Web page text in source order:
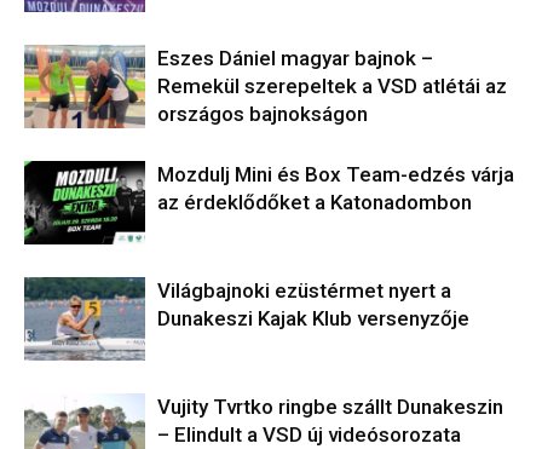
Eszes Dániel magyar bajnok –
Remekül szerepeltek a VSD atlétái az
országos bajnokságon
Mozdulj Mini és Box Team-edzés várja
az érdeklődőket a Katonadombon
Világbajnoki ezüstérmet nyert a
Dunakeszi Kajak Klub versenyzője
Vujity Tvrtko ringbe szállt Dunakeszin
– Elindult a VSD új videósorozata